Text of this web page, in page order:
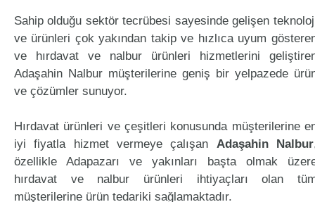
Sahip olduğu sektör tecrübesi sayesinde gelişen
ve ürünleri çok yakından takip ve hızlıca uyum
ve hırdavat ve nalbur ürünleri hizmetlerini
Adaşahin Nalbur müşterilerine geniş bir yelpazede
ve çözümler sunuyor.
Hırdavat ürünleri ve çeşitleri konusunda müşterilerine
iyi fiyatla hizmet vermeye çalışan Adaşahin Nalbur
özellikle Adapazarı ve yakınları başta olmak
hırdavat ve nalbur ürünleri ihtiyaçları olan
müşterilerine ürün tedariki sağlamaktadır.